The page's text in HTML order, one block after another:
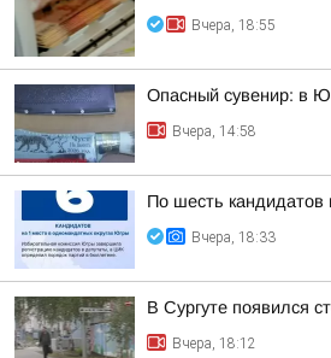
Вчера, 18:55
Опасный сувенир: в
Вчера, 14:58
По шесть кандидатов
Вчера, 18:33
В Сургуте появился
Вчера, 18:12